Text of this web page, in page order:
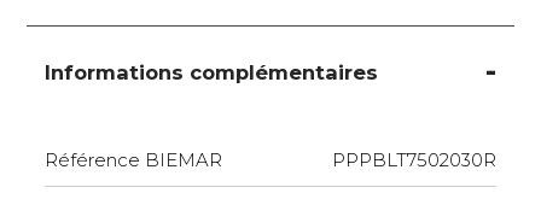
Informations complémentaires
Référence BIEMAR PPPBLT7502030R